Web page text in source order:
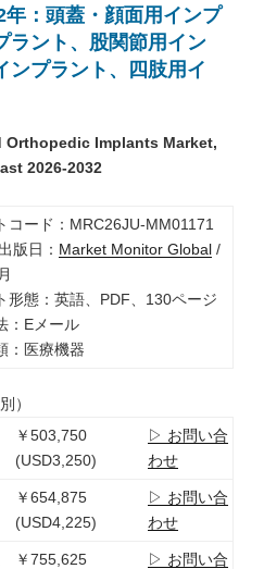
：頭蓋・顔面用インプ
ラント、股関節用イン
ンプラント、四肢用イ
Orthopedic Implants Market,
2026-2032
コード：MRC26JU-MM01171
版日： Market Monitor Global/
形態：英語、PDF、130ページ
：Eメール
：医療機器
）
￥503,750
(USD3,250)
▷ お問い合
わせ
￥654,875
(USD4,225)
▷ お問い合
わせ
￥755,625
▷ お問い合